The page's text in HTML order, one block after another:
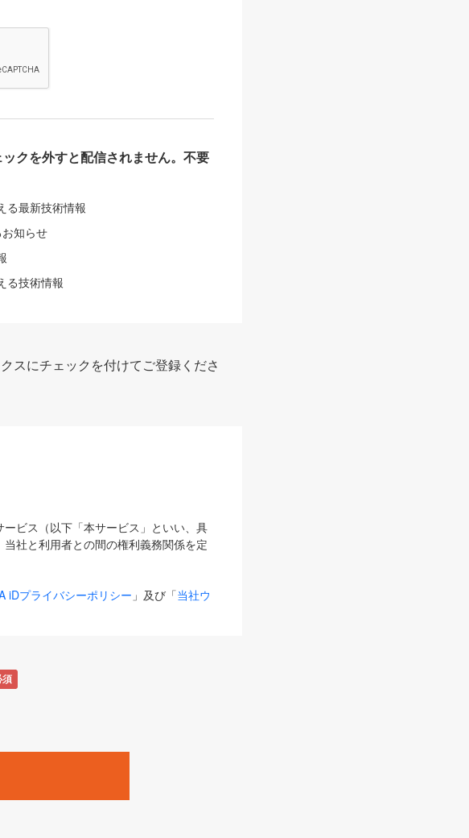
クを外すと配信されません。不要
る最新技術情報
知らせ
る技術情報
スにチェックを付けてご登録くださ
ビス（以下「本サービス」といい、具
社と利用者との間の権利義務関係を定
iDプライバシーポリシー 」及び「当社ウ
更された場合、変更後のサービスを含
ペーンをいいます。
「ECzine」「Biz/Zine」「HRzine」
須